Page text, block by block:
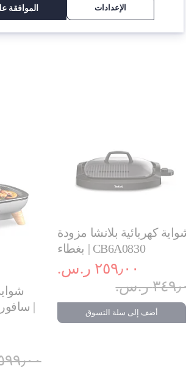
٥٩٩٫٠٠
كهربائية بلانشا مزودة
بغطاء | CB6A0830
٢٥٩٫٠٠ ر.س.‏
ر.س.‏
أضف إلى سلة التسوق
الإعدادات الموافقة